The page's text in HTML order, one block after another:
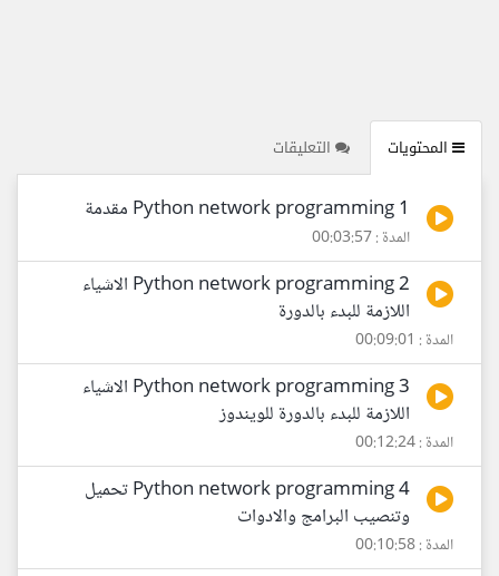
المحتويات التعليقات
1 Python network programming مقدمة
المدة : 00:03:57
2 Python network programming الاشياء
اللازمة للبدء بالدورة
المدة : 00:09:01
3 Python network programming الاشياء
اللازمة للبدء بالدورة للويندوز
المدة : 00:12:24
4 Python network programming تحميل
وتنصيب البرامج والادوات
المدة : 00:10:58